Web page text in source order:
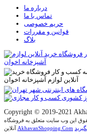
درباره ما
تماس با ما
حریم خصوصی
قوانین و مقررات
بلاگ
Copyright © 2019-2021
اين وب سايت متعلق به فروشگاه
AkhavanShopping.Com